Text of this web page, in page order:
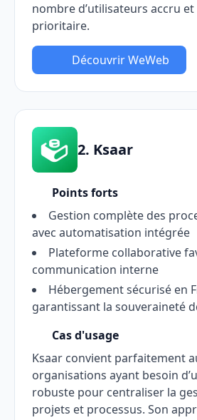
nombre d’utilisateurs accru
prioritaire.
Découvrir WeWeb
2. Ksaar
Points forts
Gestion complète des
avec automatisation intégrée
Plateforme collaborative
communication interne
Hébergement sécurisé en
garantissant la souveraineté
Cas d'usage
Ksaar convient parfaitement
organisations ayant besoin
robuste pour centraliser la
projets et processus. Son